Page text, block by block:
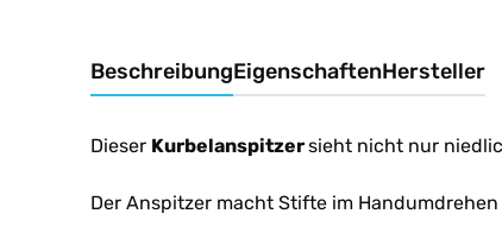
BeschreibungEigenschaftenHersteller
Dieser Kurbelanspitzersieht nicht nur
Der Anspitzer macht Stifte im